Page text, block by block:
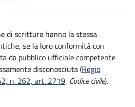
di scritture hanno la stessa
se la loro conformità con
da pubblico ufficiale competente
disconosciuta (Regio
n. 262, art. 2719, Codice civile).